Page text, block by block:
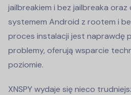
jailbreakiem i bez jailbreaka oraz
systemem Android z rootem i
proces instalacji jest naprawdę
problemy, oferują wsparcie
poziomie.
XNSPY wydaje się nieco